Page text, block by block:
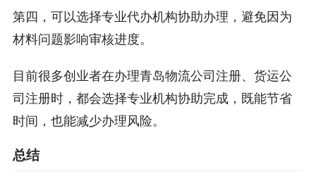
第四，可以选择专业代办机构协助办理，避免因为
材料问题影响审核进度。
目前很多创业者在办理青岛物流公司注册、货运公
司注册时，都会选择专业机构协助完成，既能节省
时间，也能减少办理风险。
总结